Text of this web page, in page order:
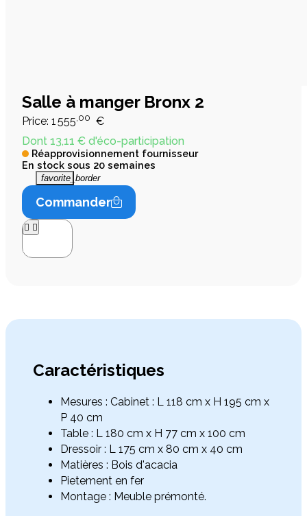
Salle à manger Bronx 2
Price: 1 555 ,00 €
Dont 13,11 € d'éco-participation
Réapprovisionnement fournisseur
En stock sous 20 semaines
favorite_border
Commander
 
Caractéristiques
Mesures : Cabinet : L 118 cm x H 195 cm x
P 40 cm
Table : L 180 cm x H 77 cm x 100 cm
Dressoir : L 175 cm x 80 cm x 40 cm
Matières : Bois d'acacia
Pietement en fer
Montage : Meuble prémonté.